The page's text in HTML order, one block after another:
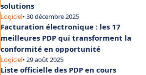
solutions
Logiciel• 30 décembre 2025
Facturation électronique : les 17
meilleures PDP qui transforment la
conformité en opportunité
Logiciel• 29 août 2025
Liste officielle des PDP en cours